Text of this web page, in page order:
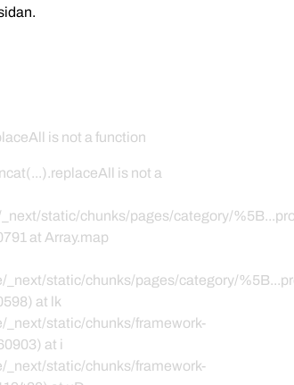
is not a function
is not a
static/chunks/pages/category/
at Array.map
static/chunks/pages/category/
at lk
static/chunks/framework-
at i
static/chunks/framework-